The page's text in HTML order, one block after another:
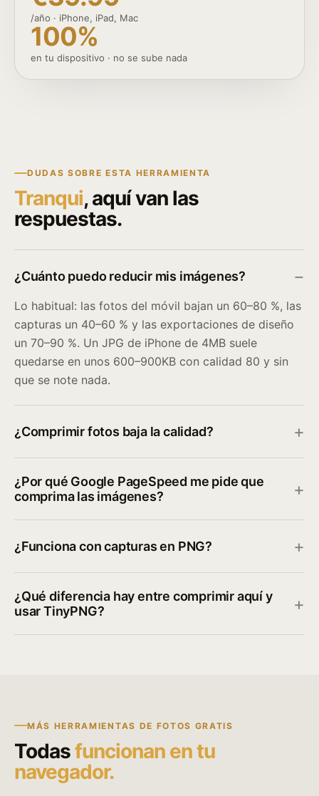
/año · iPhone, iPad, Mac
100%
en tu dispositivo · no se sube nada
DUDAS SOBRE ESTA HERRAMIENTA
Tranqui, aquí van las
respuestas.
¿Cuánto puedo reducir mis imágenes?
Lo habitual: las fotos del móvil bajan un 60–80 %, las
capturas un 40–60 % y las exportaciones de diseño
un 70–90 %. Un JPG de iPhone de 4MB suele
quedarse en unos 600–900KB con calidad 80 y sin
que se note nada.
¿Comprimir fotos baja la calidad?
¿Por qué Google PageSpeed me pide que
comprima las imágenes?
¿Funciona con capturas en PNG?
¿Qué diferencia hay entre comprimir aquí y
usar TinyPNG?
MÁS HERRAMIENTAS DE FOTOS GRATIS
Todasfuncionan en tu
navegador.